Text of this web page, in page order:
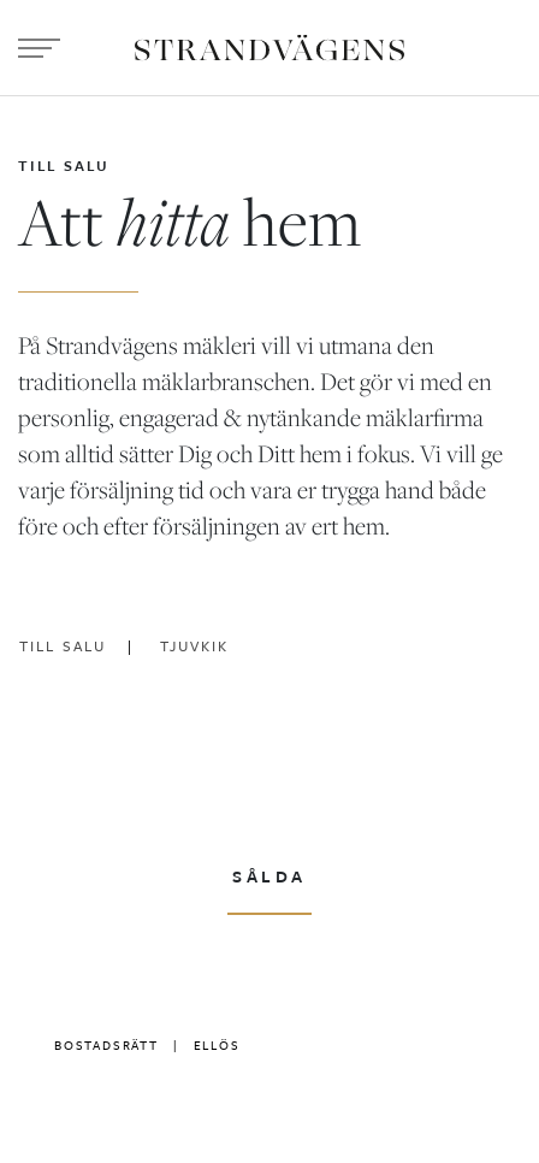
TILL SALU
Atthittahem
På Strandvägens mäkleri vill vi utmana den
traditionella mäklarbranschen. Det gör vi med en
personlig, engagerad & nytänkande mäklarfirma
som alltid sätter Dig och Ditt hem i fokus. Vi vill ge
varje försäljning tid och vara er trygga hand både
före och efter försäljningen av ert hem.
TILL SALU TJUVKIK
SÅLDA
BOSTADSRÄTT | ELLÖS
|